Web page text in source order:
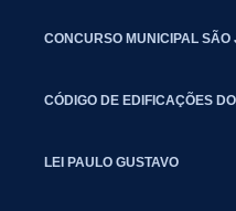
CONCURSO MUNICIPAL
CÓDIGO DE EDIFICAÇÕES
LEI PAULO GUSTAVO